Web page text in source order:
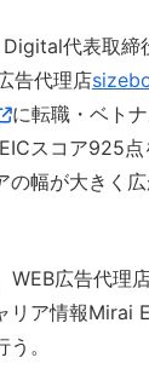
代表取締
告代理店
に転職・ベト
スコア925
の幅が大きく
WEB広告代理
リア情報Mirai
。